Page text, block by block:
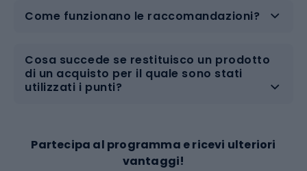
Come funzionano le raccomandazioni?
Cosa succede se restituisco un prodotto
di un acquisto per il quale sono stati
utilizzati i punti?
Partecipa al programma e ricevi ulteriori
vantaggi!